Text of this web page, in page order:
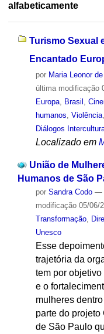
alfabeticamente
Turismo Sexual
Encantado
por Maria Leonor
última modificação
Europa, Brasil
humanos Violência,
Diálogos
Localizado em
União de
Humanos de São
por Sandra Codo —
modificação05/06/
Transformação,
Unesco
Esse
trajetória da
tem por
e o
mulheres
parte do
de São Paulo